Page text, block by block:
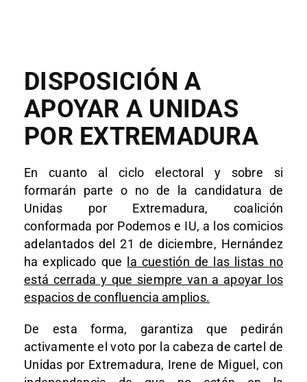
DISPOSICIÓN A
APOYAR A UNIDAS
POR EXTREMADURA
En cuanto al ciclo electoral y sobre si
formarán parte o no de la candidatura de
Unidas por Extremadura, coalición
conformada por Podemos e IU, a los comicios
adelantados del 21 de diciembre, Hernández
ha explicado que
la cuestión de las listas no
está cerrada y que siempre van a apoyar los
espacios de confluencia amplios.
De esta forma, garantiza que pedirán
activamente el voto por la cabeza de cartel de
Unidas por Extremadura, Irene de Miguel, con